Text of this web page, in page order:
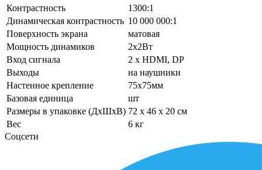
Контрастность
1300:1
Динамическая контрастность 10 000 000:1
Поверхность экрана
матовая
Мощность динамиков
2x2Вт
Вход сигнала
2 х HDMI, DP
Выходы
на наушники
Настенное крепление
75x75мм
Базовая единица
шт
Размеры в упаковке (ДхШхВ) 72 x 46 x 20 см
Вес
6 кг
Соцсети